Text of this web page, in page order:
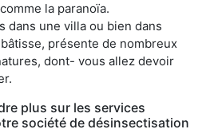
la paranoïa.
dans une villa ou bien dans
présente de nombreux
dont- vous allez devoir
plus sur les services
société de désinsectisation